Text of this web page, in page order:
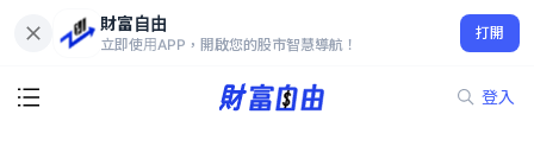
財富自由
立即使用APP，開啟您的股市智慧導航！
打開
登入
14.35
0%